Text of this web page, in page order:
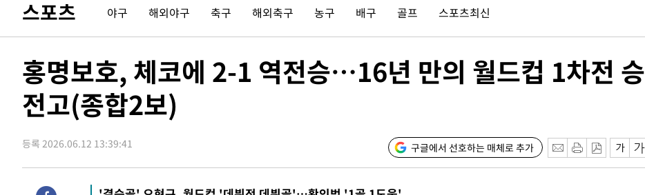
-28857초 전 >
강릉에 시간당 81.4㎜ 물폭탄…도로 잠기고 담벼락 붕괴
-20208초 전 >남자 농구, 나고야 아시안게임서 '홈팀' 일본과 한일전
-19584초 전 >여수 오동도 해상서 모터보트 전복…1명 사망·1명 실종
-15811초 전 >극한폭염 한풀 꺾이지만…'낮 최고 35도' 무더위, 열대야 계속[다음
주 날씨]
-12829초 전 >
축구협회 "압수수색·성접대 논란 사과…쇄신의 기회로 삼겠다"
-11346초 전 > [속보]'압수수색·성접대 논란' 축구협회 "실망과 걱정 안겨드려 죄
스포츠 야구 해외야구 축구 해외축구 농구 배구 골프 스포츠최신
홍명보호, 체코에 2-1 역전승…16년 만의 월드컵 1차전 승
전고(종합2보)
등록 2026.06.12 13:39:41 구글에서 선호하는 매체로 추가